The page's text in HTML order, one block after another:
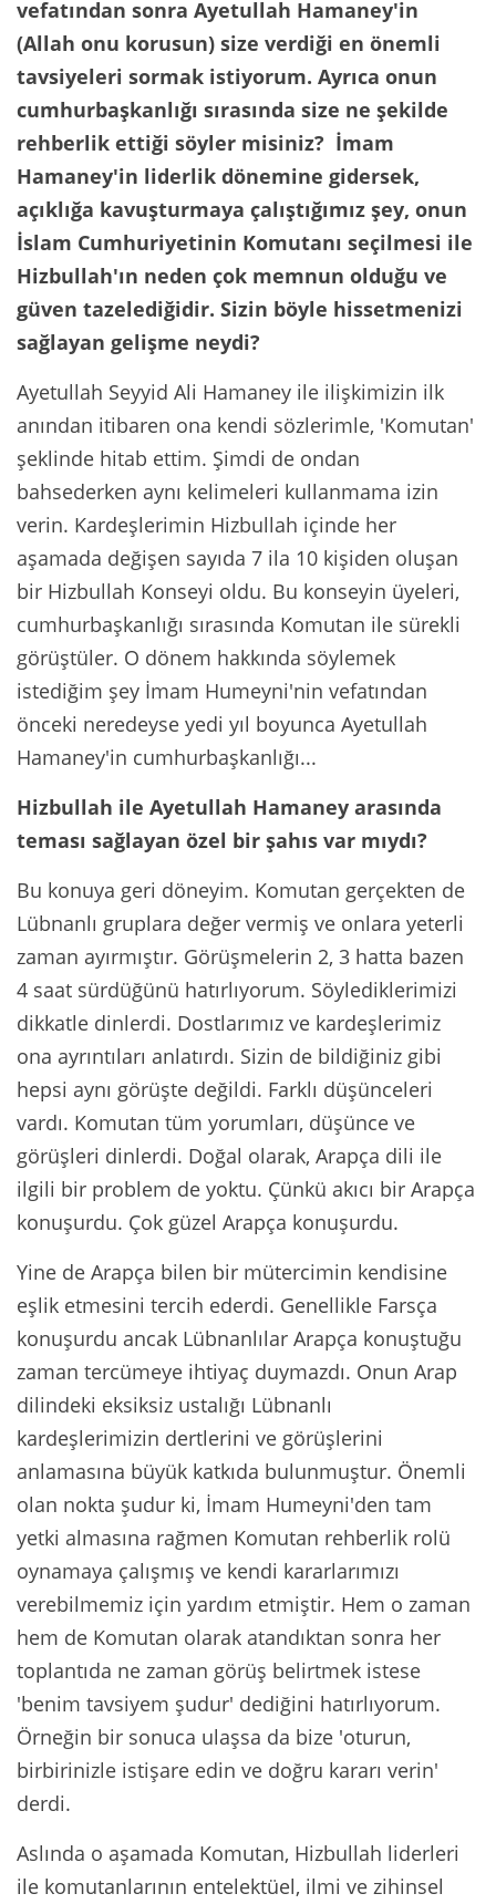
vefatından sonra Ayetullah Hamaney'in
(Allah onu korusun) size verdiği en önemli
tavsiyeleri sormak istiyorum. Ayrıca onun
cumhurbaşkanlığı sırasında size ne şekilde
rehberlik ettiği söyler misiniz? İmam
Hamaney'in liderlik dönemine gidersek,
açıklığa kavuşturmaya çalıştığımız şey, onun
İslam Cumhuriyetinin Komutanı seçilmesi ile
Hizbullah'ın neden çok memnun olduğu ve
güven tazelediğidir. Sizin böyle hissetmenizi
sağlayan gelişme neydi?
Ayetullah Seyyid Ali Hamaney ile ilişkimizin ilk
anından itibaren ona kendi sözlerimle, 'Komutan'
şeklinde hitab ettim. Şimdi de ondan
bahsederken aynı kelimeleri kullanmama izin
verin. Kardeşlerimin Hizbullah içinde her
aşamada değişen sayıda 7 ila 10 kişiden oluşan
bir Hizbullah Konseyi oldu. Bu konseyin üyeleri,
cumhurbaşkanlığı sırasında Komutan ile sürekli
görüştüler. O dönem hakkında söylemek
istediğim şey İmam Humeyni'nin vefatından
önceki neredeyse yedi yıl boyunca Ayetullah
Hamaney'in cumhurbaşkanlığı...
Hizbullah ile Ayetullah Hamaney arasında
teması sağlayan özel bir şahıs var mıydı?
Bu konuya geri döneyim. Komutan gerçekten de
Lübnanlı gruplara değer vermiş ve onlara yeterli
zaman ayırmıştır. Görüşmelerin 2, 3 hatta bazen
4 saat sürdüğünü hatırlıyorum. Söylediklerimizi
dikkatle dinlerdi. Dostlarımız ve kardeşlerimiz
ona ayrıntıları anlatırdı. Sizin de bildiğiniz gibi
hepsi aynı görüşte değildi. Farklı düşünceleri
vardı. Komutan tüm yorumları, düşünce ve
görüşleri dinlerdi. Doğal olarak, Arapça dili ile
ilgili bir problem de yoktu. Çünkü akıcı bir Arapça
konuşurdu. Çok güzel Arapça konuşurdu.
Yine de Arapça bilen bir mütercimin kendisine
eşlik etmesini tercih ederdi. Genellikle Farsça
konuşurdu ancak Lübnanlılar Arapça konuştuğu
zaman tercümeye ihtiyaç duymazdı. Onun Arap
dilindeki eksiksiz ustalığı Lübnanlı
kardeşlerimizin dertlerini ve görüşlerini
anlamasına büyük katkıda bulunmuştur. Önemli
olan nokta şudur ki, İmam Humeyni'den tam
yetki almasına rağmen Komutan rehberlik rolü
oynamaya çalışmış ve kendi kararlarımızı
verebilmemiz için yardım etmiştir. Hem o zaman
hem de Komutan olarak atandıktan sonra her
toplantıda ne zaman görüş belirtmek istese
'benim tavsiyem şudur' dediğini hatırlıyorum.
Örneğin bir sonuca ulaşsa da bize 'oturun,
birbirinizle istişare edin ve doğru kararı verin'
derdi.
Aslında o aşamada Komutan, Hizbullah liderleri
ile komutanlarının entelektüel, ilmi ve zihinsel